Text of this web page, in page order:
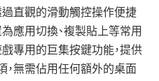
過直觀的滑動觸控操作便捷
應用切換、複製貼上等常用
專用的巨集按鍵功能，提供
，無需佔用任何額外的桌面